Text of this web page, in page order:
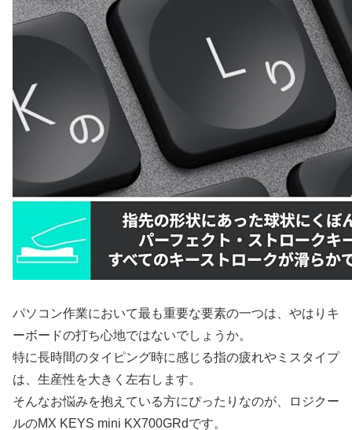
パソコン作業において最も重要な要素の一つは、やはりキ
ーボードの打ち心地ではないでしょうか。
特に長時間のタイピング時に感じる指の疲れやミスタイプ
は、生産性を大きく左右します。
そんなお悩みを抱えている方にぴったりなのが、ロジクー
ルのMX KEYS mini KX700GRdです。